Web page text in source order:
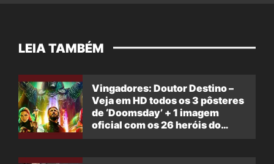
LEIA TAMBÉM
Vingadores: Doutor Destino –
Veja em HD todos os 3 pôsteres
de ‘Doomsday’ + 1 imagem
oficial com os 26 heróis do